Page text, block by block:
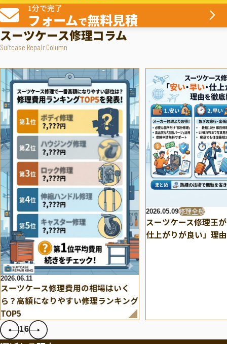
1分で完了
フォームで無料見積
スーツケース修理コラム
Suitcase Repair Column
2026.06.11
スーツケース修理費用の相場はいく
ら？高額になりやすい修理ランキング
TOP5
2026.05.09修理全般
スーツケース修理王
仕上がりが良い」理
16